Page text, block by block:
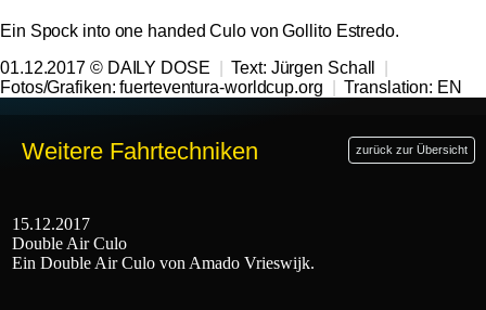
Ein Spock into one handed Culo von Gollito Estredo.
01.12.2017 © DAILY DOSE
Text: Jürgen Schall
Fotos/Grafiken: fuerteventura-worldcup.org
Translation: EN
Weitere Fahrtechniken zurück zur Übersicht
15.12.2017
Double Air Culo
Ein Double Air Culo von Amado Vrieswijk.